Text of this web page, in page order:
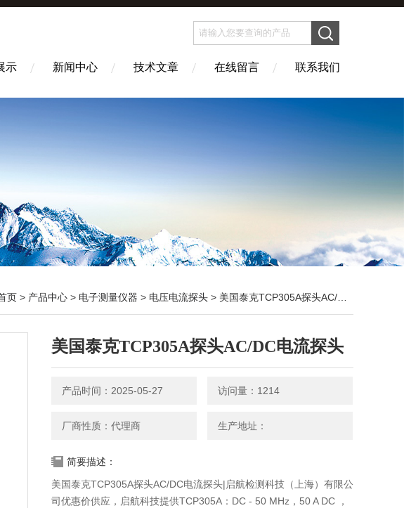
示 新闻中心 技术文章 在线留言 联系我们
页 > 产品中心 > 电子测量仪器 > 电压电流探头 > 美国泰克TCP305A探头AC/DC电流探头
美国泰克TCP305A探头AC/DC电流探头
产品时间：2025-05-27 访问量：1214
厂商性质：代理商 生产地址：
简要描述：
美国泰克TCP305A探头AC/DC电流探头|启航检测科技（上海）有限公
司优惠价供应，启航科技提供TCP305A：DC - 50 MHz，50 A DC ，